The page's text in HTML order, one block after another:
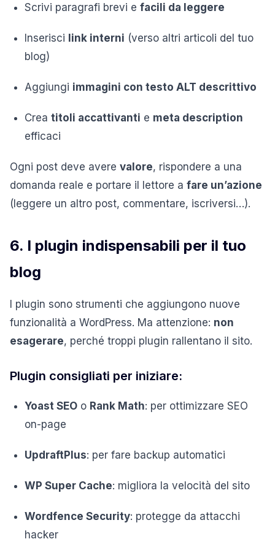
Scrivi paragrafi brevi e facili da leggere
Inserisci link interni (verso altri articoli del tuo
blog)
Aggiungi immagini con testo ALT descrittivo
Crea titoli accattivanti e meta description
efficaci
Ogni post deve avere valore, rispondere a una
domanda reale e portare il lettore a fare un’azione
(leggere un altro post, commentare, iscriversi…).
6. I plugin indispensabili per il tuo
blog
I plugin sono strumenti che aggiungono nuove
funzionalità a WordPress. Ma attenzione: non
esagerare, perché troppi plugin rallentano il sito.
Plugin consigliati per iniziare:
Yoast SEO o Rank Math: per ottimizzare SEO
on-page
UpdraftPlus: per fare backup automatici
WP Super Cache: migliora la velocità del sito
Wordfence Security: protegge da attacchi
hacker